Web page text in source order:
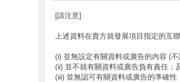
[請注意]
上述資料在賣方就發展項目指定的互
(i) 並無設定有關資料或廣告的內容 (
(ii) 並不就有關資料或廣告負有責任；
(iii) 並無認可有關資料或廣告的準確性